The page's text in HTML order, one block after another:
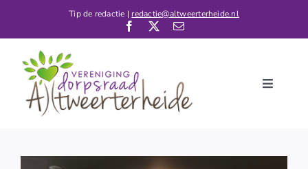
Tip de redactie | redactie@altweerterheide.nl
Toggle
Home